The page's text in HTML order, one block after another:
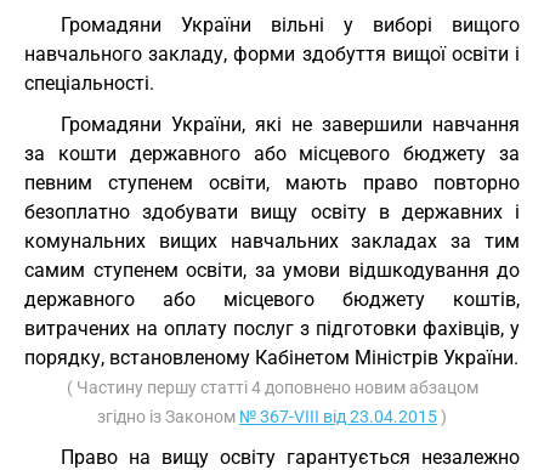
Громадяни України вільні у виборі вищого
навчального закладу, форми здобуття вищої освіти і
спеціальності.
Громадяни України, які не завершили навчання
за кошти державного або місцевого бюджету за
певним ступенем освіти, мають право повторно
безоплатно здобувати вищу освіту в державних і
комунальних вищих навчальних закладах за тим
самим ступенем освіти, за умови відшкодування до
державного або місцевого бюджету коштів,
витрачених на оплату послуг з підготовки фахівців, у
порядку, встановленому Кабінетом Міністрів України.
( Частину першу статті 4 доповнено новим абзацом
згідно із Законом № 367-VIII від 23.04.2015)
Право на вищу освіту гарантується незалежно